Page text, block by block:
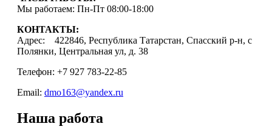
Мы работаем: Пн-Пт 08:00-18:00
КОНТАКТЫ:
Адрес: 422846, Республика Татарстан, Спасский р-н, с
Полянки, Центральная ул, д. 38
Телефон: +7 927 783-22-85
Email: dmo163@yandex.ru
Наша работа